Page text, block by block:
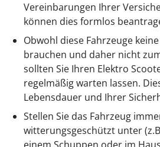
Vereinbarungen Ihrer
können dies formlos
Obwohl diese Fahrzeuge
brauchen und daher nicht
sollten Sie Ihren Elektro
regelmäßig warten lassen.
Lebensdauer und Ihrer
Stellen Sie das Fahrzeug
witterungsgeschützt unter